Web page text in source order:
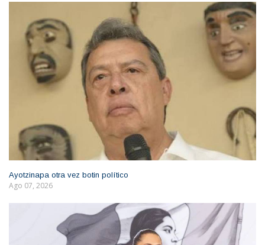
Ayotzinapa otra vez botin político
Ago 07, 2026